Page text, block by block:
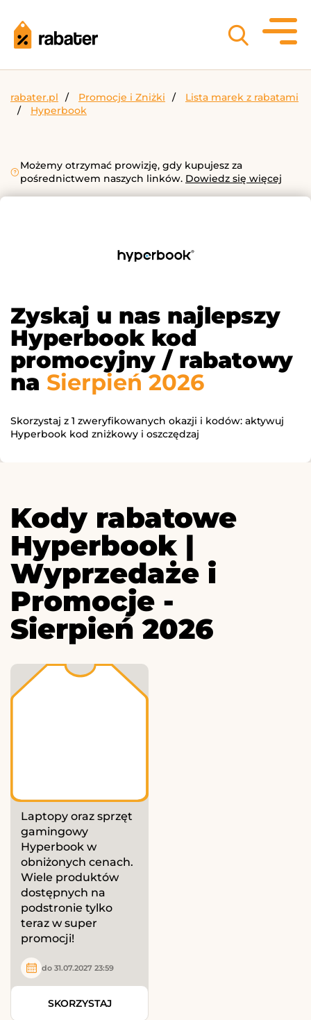
rabater.pl Promocje i Zniżki
Lista marek z rabatami
Hyperbook
Możemy otrzymać prowizję, gdy kupujesz za
pośrednictwem naszych linków. Dowiedz się więcej
Zyskaj u nas najlepszy
Hyperbook kod
promocyjny / rabatowy
na Sierpień 2026
Skorzystaj z 1 zweryfikowanych okazji i kodów: aktywuj
Hyperbook kod zniżkowy i oszczędzaj
Kody rabatowe
Hyperbook |
Wyprzedaże i
Promocje -
Sierpień 2026
Laptopy oraz sprzęt
gamingowy
Hyperbook w
obniżonych cenach.
Wiele produktów
dostępnych na
podstronie tylko
teraz w super
promocji!
do 31.07.2027 23:59
SKORZYSTAJ